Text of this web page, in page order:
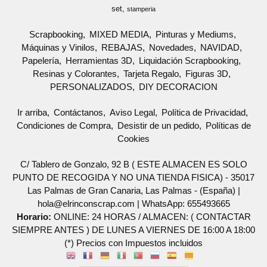
set stamperia
Scrapbooking MIXED MEDIA
Pinturas y Mediums
Máquinas y Vinilos
REBAJAS Novedades
NAVIDAD
Papelería
Herramientas 3D
Liquidación Scrapbooking
Resinas y Colorantes
Tarjeta Regalo
Figuras 3D
PERSONALIZADOS
DIY DECORACION
Ir arriba Contáctanos Aviso Legal
Política de Privacidad
Condiciones de Compra
Desistir de un pedido
Políticas de
Cookies
C/ Tablero de Gonzalo, 92 B ( ESTE ALMACEN ES SOLO
PUNTO DE RECOGIDA Y NO UNA TIENDA FISICA) - 35017
Las Palmas de Gran Canaria, Las Palmas - (España) |
hola@elrinconscrap.com | WhatsApp: 655493665
Horario: ONLINE: 24 HORAS / ALMACEN: ( CONTACTAR
SIEMPRE ANTES ) DE LUNES A VIERNES DE 16:00 A 18:00
(*) Precios con Impuestos incluidos